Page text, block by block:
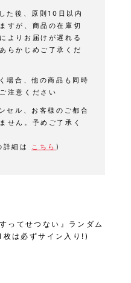
た後、原則10日以内
すが、商品の在庫切
よりお届けが遅れる
らかじめご了承くだ
場合、他の商品も同時
注意ください
セル、お客様のご都合
せん。予めご了承く
詳細は
こちら )
ってせつない』ランダム
は必ずサイン入り!)